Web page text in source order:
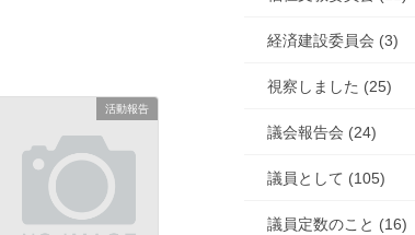
活動報告
経済建設委員会 (3)
視察しました (25)
議会報告会 (24)
議員として (105)
議員定数のこと (16)